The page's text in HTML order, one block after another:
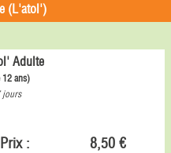
(L'atol')
Adulte
12 ans)
jours
Prix : 8,50 €